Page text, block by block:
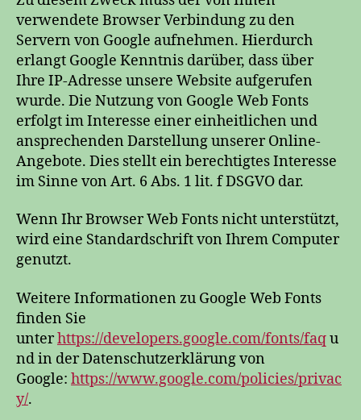
verwendete Browser Verbindung zu den
Servern von Google aufnehmen. Hierdurch
erlangt Google Kenntnis darüber, dass über
Ihre IP-Adresse unsere Website aufgerufen
wurde. Die Nutzung von Google Web Fonts
erfolgt im Interesse einer einheitlichen und
ansprechenden Darstellung unserer Online-
Angebote. Dies stellt ein berechtigtes Interesse
im Sinne von Art. 6 Abs. 1 lit. f DSGVO dar.
Wenn Ihr Browser Web Fonts nicht unterstützt,
wird eine Standardschrift von Ihrem Computer
genutzt.
Weitere Informationen zu Google Web Fonts
finden Sie
unterhttps://developers.google.com/fonts/faqu
nd in der Datenschutzerklärung von
Google: https://www.google.com/policies/privac
y/.